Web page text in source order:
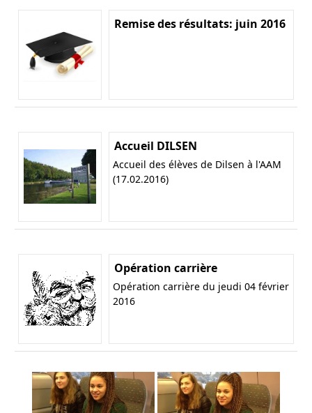
Remise des résultats: juin 2016
Accueil DILSEN
Accueil des élèves de Dilsen à l'AAM
(17.02.2016)
Opération carrière
Opération carrière du jeudi 04 février
2016